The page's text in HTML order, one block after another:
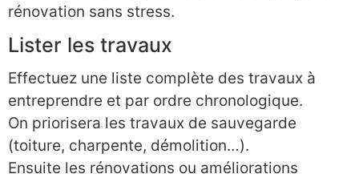
rénovation sans stress.
Lister les travaux
Effectuez une liste complète des travaux à
entreprendre et par ordre chronologique.
On priorisera les travaux de sauvegarde
(toiture, charpente, démolition…).
Ensuite les rénovations ou améliorations